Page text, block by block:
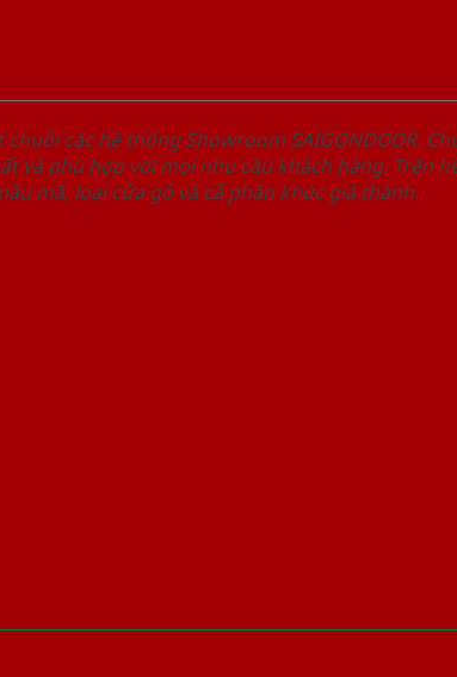
các hệ thống Showroom SAIGONDOOR.
và phù hợp với mọi nhu cầu khách hàng. Trên
mã, loại cửa gỗ và cả phân khúc giá thành.